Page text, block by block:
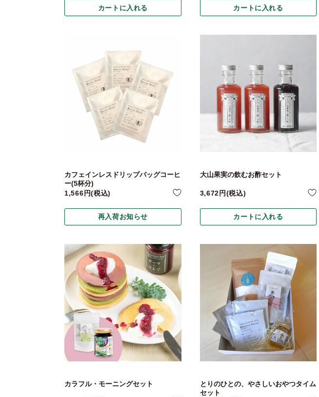
カートに入れる カートに入れる
カフェインレスドリップバッグコーヒ
ー(5杯分)
1,566
税込
再入荷お知らせ
大山果実の飲むお酢セット
3,672 税込
カートに入れる
カラフル・モーニングセット
とりのひとの、やさしいおやつタイム
セット